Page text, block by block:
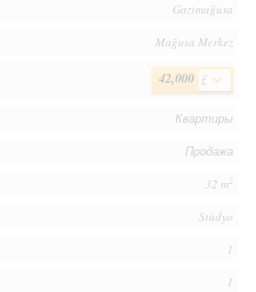
Gazimağusa
Mağusa Merkez
42,000 £
Квартиры
Продажа
32 m2
Stüdyo
1
1